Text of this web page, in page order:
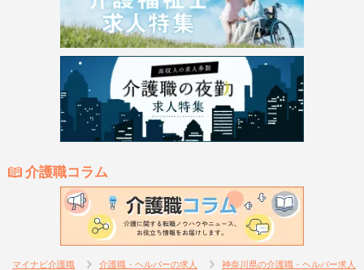
介護職コラム
マイナビ介護職 介護職・ヘルパーの求人 神奈川県の介護職・ヘルパー求人